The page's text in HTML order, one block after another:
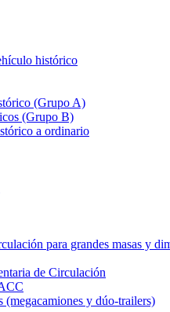
histórico
(Grupo A)
(Grupo B)
a ordinario
para grandes masas y
de Circulación
y dúo-trailers)